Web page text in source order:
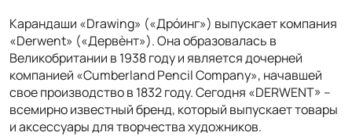
Карандаши «Drawing» («Дрóинг») выпускает компания
«Derwent» («Дервѐнт»). Она образовалась в
Великобритании в 1938 году и является дочерней
компанией «Cumberland Pencil Company», начавшей
свое производство в 1832 году. Сегодня «DERWENT» –
всемирно известный бренд, который выпускает товары
и аксессуары для творчества художников.